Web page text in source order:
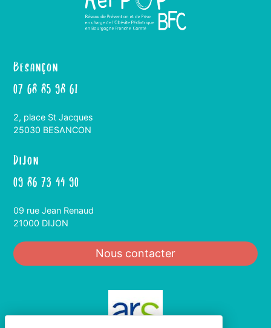
Besançon
07 68 85 98 61
2, place St Jacques
25030 BESANCON
Dijon
09 86 73 44 90
09 rue Jean Renaud
21000 DIJON
Nous contacter